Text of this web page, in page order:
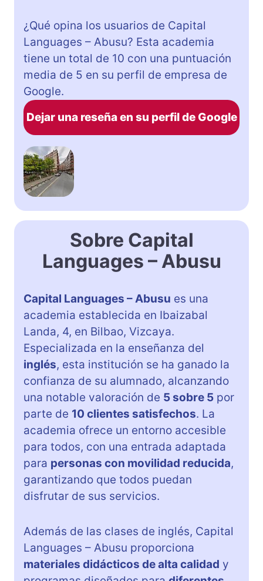
¿Qué opina los usuarios de Capital
Languages – Abusu? Esta academia
tiene un total de 10 con una puntuación
media de 5 en su perfil de empresa de
Google.
Dejar una reseña en su perfil de Google
Sobre Capital
Languages – Abusu
Capital Languages – Abusu es una
academia establecida en Ibaizabal
Landa, 4, en Bilbao, Vizcaya.
Especializada en la enseñanza del
inglés, esta institución se ha ganado la
confianza de su alumnado, alcanzando
una notable valoración de 5 sobre 5 por
parte de 10 clientes satisfechos. La
academia ofrece un entorno accesible
para todos, con una entrada adaptada
para personas con movilidad reducida,
garantizando que todos puedan
disfrutar de sus servicios.
Además de las clases de inglés, Capital
Languages – Abusu proporciona
materiales didácticos de alta calidad y